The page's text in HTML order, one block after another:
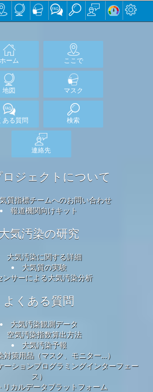
ホーム ここで
地図 マスク
ある質問 検索
連絡先
ジェクトについて
質指標チームへのお問い合わせ
報道機関向けキット
気汚染の研究
大気汚染に関する詳細
大気質の実験
ンサーによる大気汚染分析
よくある質問
大気汚染観測データ
空気汚染指数算出方法
大気汚染予報
対策用品（マスク、モニター...）
ーションプログラミングインターフェー
ス）
リカルデータプラットフォーム